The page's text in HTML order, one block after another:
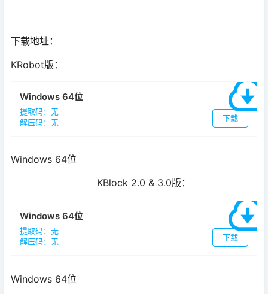
下载地址：
KRobot版：
Windows 64位
提取码：无
解压码：无
下载
Windows 64位
KBlock 2.0 & 3.0版：
Windows 64位
提取码：无
解压码：无
下载
Windows 64位